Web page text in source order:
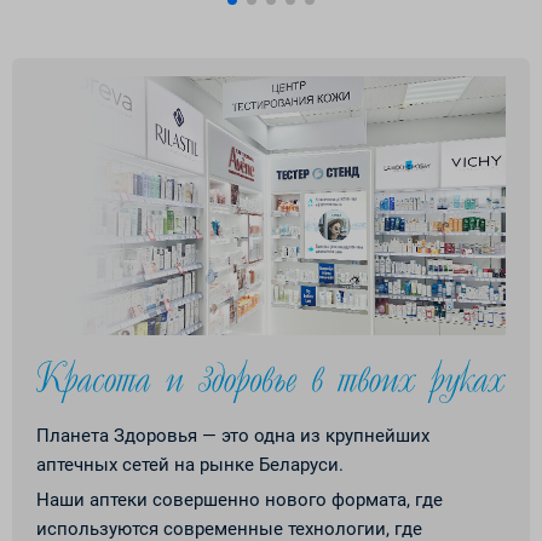
Планета Здоровья — это одна из крупнейших
аптечных сетей на рынке Беларуси.
Наши аптеки совершенно нового формата, где
используются современные технологии, где